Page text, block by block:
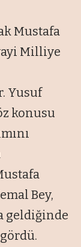
Mustafa
Milliye
Yusuf
konusu
Bey,
geldiğinde